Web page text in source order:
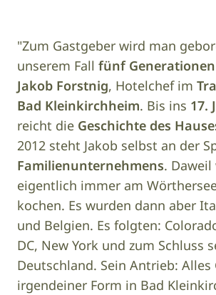
"Zum Gastgeber wird man
unserem Fall fünf Generationen
Jakob Forstnig, Hotelchef im
Bad Kleinkirchheim. Bis ins 17.
reicht die Geschichte des
2012 steht Jakob selbst an der
Familienunternehmens.
eigentlich immer am
kochen. Es wurden dann aber
und Belgien. Es folgten:
DC, New York und zum Schluss
Deutschland. Sein Antrieb: Alles
irgendeiner Form in Bad